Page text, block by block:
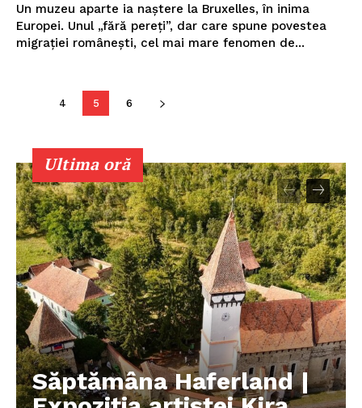
Un muzeu aparte ia naștere la Bruxelles, în inima
Europei. Unul „fără pereți”, dar care spune povestea
migrației românești, cel mai mare fenomen de...
4 5 6
Ultima oră
Săptămâna Haferland |